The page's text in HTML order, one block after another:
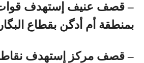
– قصف عنيف إستهدف قوات
بمنطقة أم أدگن بقطاع
– قصف مركز إستهدف نقاط